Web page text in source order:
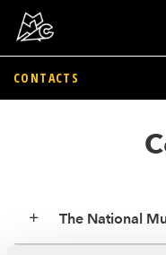
Skip
CONTACTS
The National